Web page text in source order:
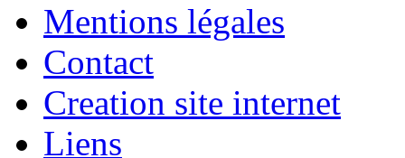
Mentions légales
Contact
Creation site internet
Liens